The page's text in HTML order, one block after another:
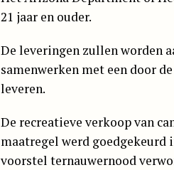
21 jaar en ouder.
De leveringen zullen worden
samenwerken met een door
leveren.
De recreatieve verkoop van
maatregel werd goedgekeurd
voorstel ternauwernood